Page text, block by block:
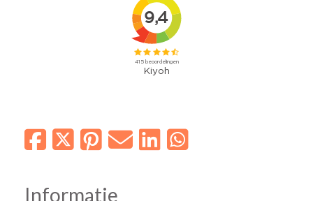
Informatie